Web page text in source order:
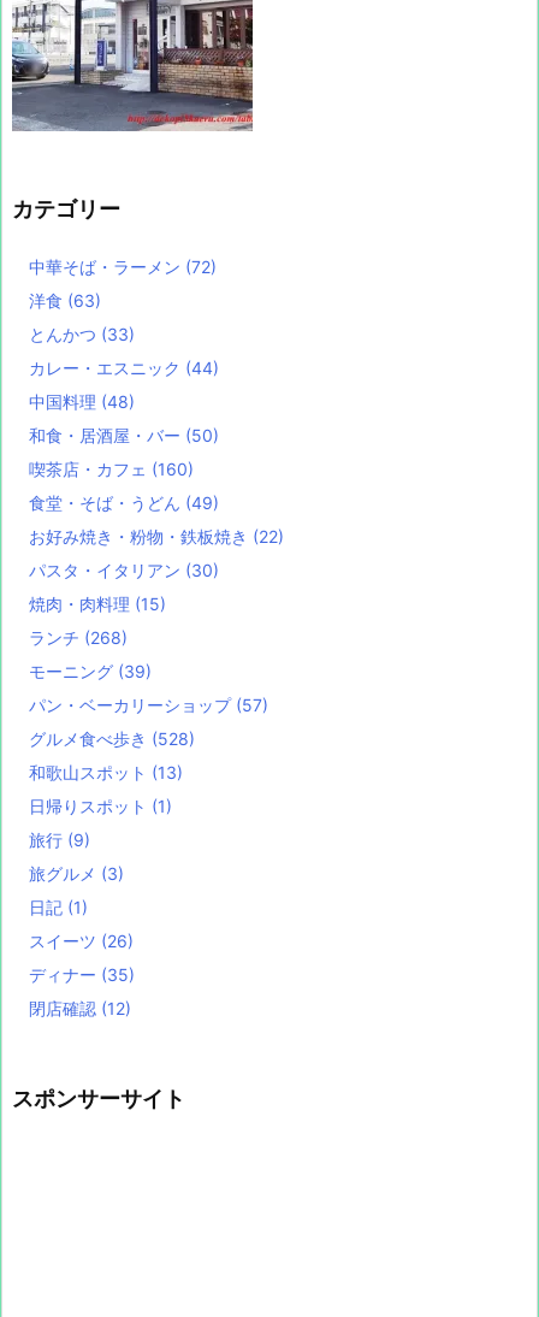
カテゴリー
中華そば・ラーメン (72)
洋食 (63)
とんかつ (33)
カレー・エスニック (44)
中国料理 (48)
和食・居酒屋・バー (50)
喫茶店・カフェ (160)
食堂・そば・うどん (49)
お好み焼き・粉物・鉄板焼き (22)
パスタ・イタリアン (30)
焼肉・肉料理 (15)
ランチ (268)
モーニング (39)
パン・ベーカリーショップ (57)
グルメ食べ歩き (528)
和歌山スポット (13)
日帰りスポット (1)
旅行 (9)
旅グルメ (3)
日記 (1)
スイーツ (26)
ディナー (35)
閉店確認 (12)
スポンサーサイト